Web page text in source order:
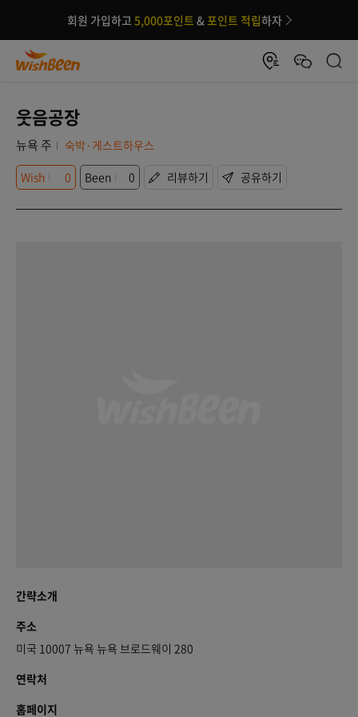
회원 가입하고 5,000포인트 &포인트 적립하자
웃음공장
뉴욕 주
숙박·게스트하우스
Wish
0 Been 0 리뷰하기 공유하기
간략소개
주소
미국 10007 뉴욕 뉴욕 브로드웨이 280
연락처
홈페이지